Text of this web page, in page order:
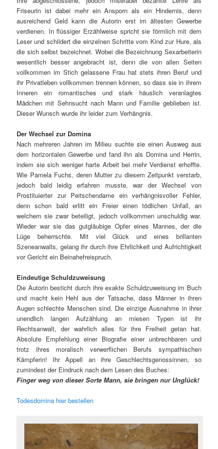
Friseurin ist dabei mehr ein Ansporn als ein Hindernis, denn
ausreichend Geld kann die Autorin erst im ältesten Gewerbe
verdienen. In flüssiger Erzählweise spricht sie förmlich mit dem
Leser und schildert die einzelnen Schritte vom Kind zur Hure, als
die sich selbst bezeichnet. Wobei die Bezeichnung Sexarbeiterin
wesentlich besser angebracht ist, denn die von allen Seiten
vollkommen im Stich gelassene Frau hat stets ihren Beruf und
ihr Privatleben vollkommen trennen können, so dass sie in ihrem
Inneren ein romantisches und stark häuslich veranlagtes
Mädchen mit Sehnsucht nach Mann und Familie geblieben ist.
Dieser Wunsch wurde ihr leider zum Verhängnis.
Der Wechsel zur Domina
Nach mehreren Jahren im Milieu suchte sie einen Ausweg aus
dem horizontalen Gewerbe und fand ihn als Domina und Herrin,
indem sie sich weniger harte Arbeit bei mehr Verdienst erhoffte.
Wie Pamela Fuchs, deren Mutter zu diesem Zeitpunkt verstarb,
jedoch bald leidig erfahren musste, war der Wechsel von
Prostituierter zur Peitschendame ein verhängnisvoller Fehler,
denn schon bald erlitt ein Freier einen tödlichen Unfall, an
welchem sie zwar beteiligt, jedoch vollkommen unschuldig war.
Wieder war sie das gutgläubige Opfer eines Mannes, der die
Lüge beherrschte. Mit viel Glück und eines brillanten
Szeneanwalts, gelang ihr durch ihre Ehrlichkeit und Aufrichtigkeit
vor Gericht ein Beinahefreispruch.
Eindeutige Schuldzuweisung
Die Autorin besticht durch ihre exakte Schuldzuweisung im Buch
und macht kein Hehl aus der Tatsache, dass Männer in ihren
Augen schlechte Menschen sind. Die einzige Ausnahme in ihrer
unendlich langen Aufzählung an miesen Typen ist ihr
Rechtsanwalt, der wahrlich alles für ihre Freiheit getan hat.
Absolute Empfehlung einer Biografie einer unbrechbaren und
trotz ihres moralisch verwerflichen Berufs sympathischen
Kämpferin! Ihr Appell an ihre Geschlechtsgenossinnen, so
zumindest der Eindruck nach dem Lesen des Buches:
Finger weg von dieser Sorte Mann, sie bringen nur Unglück!
Todesdomina hier bestellen